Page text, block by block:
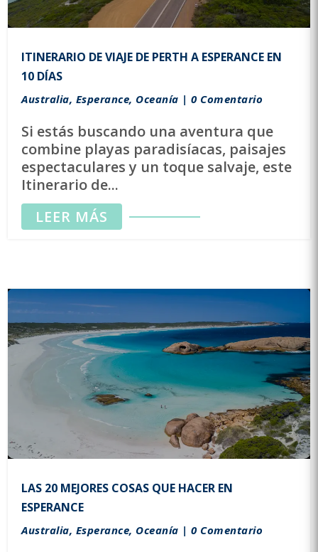
ITINERARIO DE VIAJE DE PERTH A ESPERANCE EN
10 DÍAS
Australia, Esperance, Oceanía | 0 Comentario
Si estás buscando una aventura que
combine playas paradisíacas, paisajes
espectaculares y un toque salvaje, este
Itinerario de...
LEER MÁS
LAS 20 MEJORES COSAS QUE HACER EN
ESPERANCE
Australia, Esperance, Oceanía | 0 Comentario